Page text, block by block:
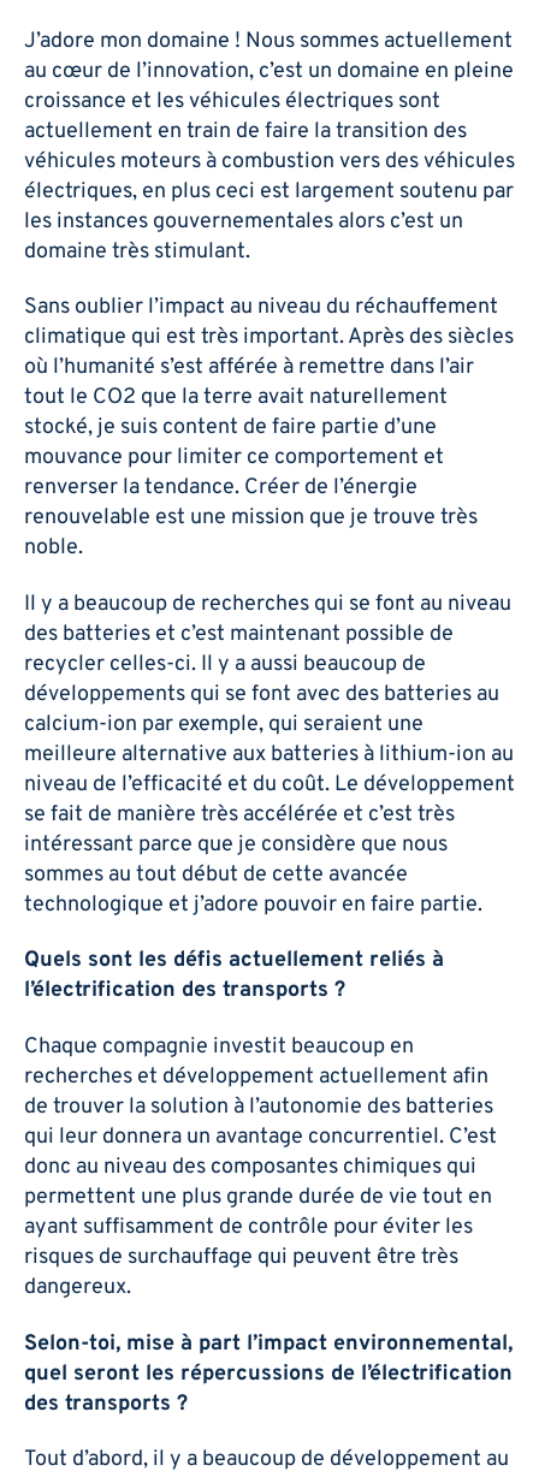
J’adore mon domaine ! Nous sommes actuellement
au cœur de l’innovation, c’est un domaine en pleine
croissance et les véhicules électriques sont
actuellement en train de faire la transition des
véhicules moteurs à combustion vers des véhicules
électriques, en plus ceci est largement soutenu par
les instances gouvernementales alors c’est un
domaine très stimulant.
Sans oublier l’impact au niveau du réchauffement
climatique qui est très important. Après des siècles
où l’humanité s’est afférée à remettre dans l’air
tout le CO2 que la terre avait naturellement
stocké, je suis content de faire partie d’une
mouvance pour limiter ce comportement et
renverser la tendance. Créer de l’énergie
renouvelable est une mission que je trouve très
noble.
Il y a beaucoup de recherches qui se font au niveau
des batteries et c’est maintenant possible de
recycler celles-ci. Il y a aussi beaucoup de
développements qui se font avec des batteries au
calcium-ion par exemple, qui seraient une
meilleure alternative aux batteries à lithium-ion au
niveau de l’efficacité et du coût. Le développement
se fait de manière très accélérée et c’est très
intéressant parce que je considère que nous
sommes au tout début de cette avancée
technologique et j’adore pouvoir en faire partie.
Quels sont les défis actuellement reliés à
l’électrification des transports ?
Chaque compagnie investit beaucoup en
recherches et développement actuellement afin
de trouver la solution à l’autonomie des batteries
qui leur donnera un avantage concurrentiel. C’est
donc au niveau des composantes chimiques qui
permettent une plus grande durée de vie tout en
ayant suffisamment de contrôle pour éviter les
risques de surchauffage qui peuvent être très
dangereux.
Selon-toi, mise à part l’impact environnemental,
quel seront les répercussions de l’électrification
des transports ?
Tout d’abord, il y a beaucoup de développement au